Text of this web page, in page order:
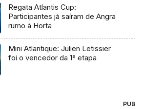
Regata Atlantis Cup:
Participantes já saíram de Angra
rumo à Horta
Mini Atlantique: Julien Letissier
foi o vencedor da 1ª etapa
PUB